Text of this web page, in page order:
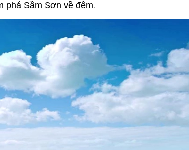
phá Sầm Sơn về đêm.